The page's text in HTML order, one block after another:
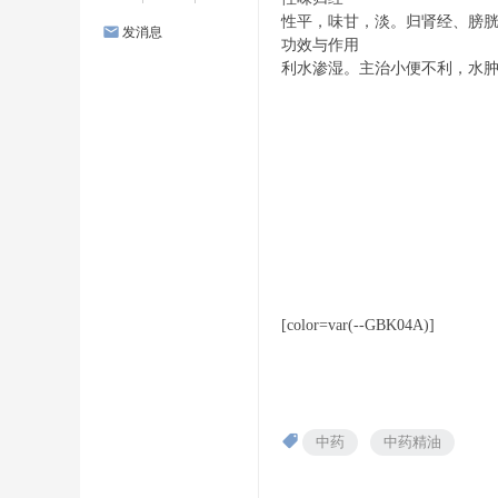
发消息
性平，味甘，淡。归肾经、膀
功效与作用
利水渗湿。主治小便不利，水
[color=var(--GBK04A)]
中药 中药精油